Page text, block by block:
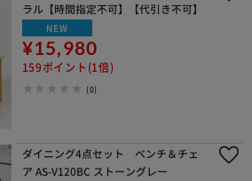
ラル【時間指定不可】【代引き不可】
NEW
¥15,980
159ポイント(1倍)
(0)
ダイニング4点セット ベンチ＆チェ
ア AS-V120BC ストーングレー